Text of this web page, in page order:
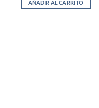
AÑADIR AL CARRITO